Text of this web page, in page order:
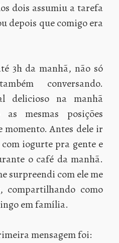
dois assumiu a tarefa
depois que comigo era
3h da manhã, não só
conversando.
delicioso na manhã
as mesmas posições
momento. Antes dele ir
iogurte pra gente e
o café da manhã.
surpreendi com ele me
compartilhando como
em família.
mensagem foi: